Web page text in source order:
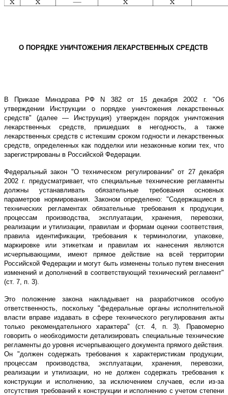
О ПОРЯДКЕ УНИЧТОЖЕНИЯ ЛЕКАРСТВЕННЫХ СРЕДСТВ
В Приказе Минздрава РФ N 382 от 15 декабря 2002 г. "Об
утверждении Инструкции о порядке уничтожения лекарственных
средств" (далее — Инструкция) утвержден порядок уничтожения
лекарственных средств, пришедших в негодность, а также
лекарственных средств с истекшим сроком годности и лекарственных
средств, определенных как подделки или незаконные копии тех, что
зарегистрированы в Российской Федерации.
Федеральный закон "О техническом регулировании" от 27 декабря
2002 г. предусматривает, что специальные технические регламенты
должны устанавливать обязательные требования основных
параметров нормирования. Законом определено: "Содержащиеся в
технических регламентах обязательные требования к продукции,
процессам производства, эксплуатации, хранения, перевозки,
реализации и утилизации, правилам и формам оценки соответствия,
правила идентификации, требования к терминологии, упаковке,
маркировке или этикеткам и правилам их нанесения являются
исчерпывающими, имеют прямое действие на всей территории
Российской Федерации и могут быть изменены только путем внесения
изменений и дополнений в соответствующий технический регламент"
(ст. 7, п. 3).
Это положение закона накладывает на разработчиков особую
ответственность, поскольку "федеральные органы исполнительной
власти вправе издавать в сфере технического регулирования акты
только рекомендательного характера" (ст. 4, п. 3). Правомерно
говорить о необходимости детализировать специальные технические
регламенты до уровня исчерпывающего документа прямого действия.
Он "должен содержать требования к характеристикам продукции,
процессам производства, эксплуатации, хранения, перевозки,
реализации и утилизации, но не должен содержать требования к
конструкции и исполнению, за исключением случаев, если из-за
отсутствия требований к конструкции и исполнению с учетом степени